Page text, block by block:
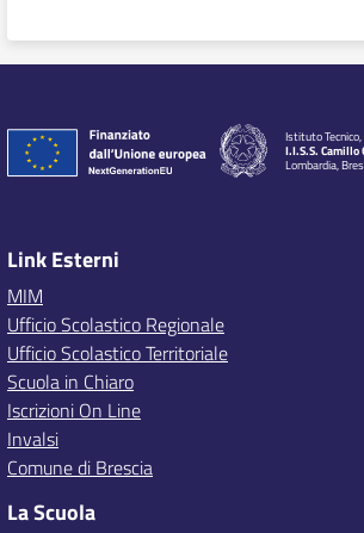
Istituto
I.I.S.S. Camillo
Lombardia,
Link Esterni
MIM
Ufficio Scolastico Regionale
Ufficio Scolastico Territoriale
Scuola in Chiaro
Iscrizioni On Line
Invalsi
Comune di Brescia
La Scuola